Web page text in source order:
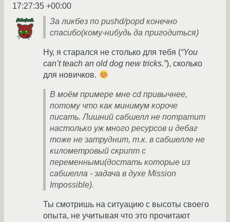
17:27:35 +00:00
За ликбез по pushd/popd конечно
спасибо(кому-нибудь да пригодиться)
Ну, я старался не столько для тебя (“You
can’t teach an old dog new tricks.”), сколько
для новичков.
В моём примере мне cd привычнее,
потому что как минимум короче
писать. Лишний сабшелл не потратит
настолько уж много ресурсов и дебаг
тоже не затруднит, т.к. в сабшелле не
километровый скрипт с
переменными(достать которые из
сабшелла - задача в духе Mission
Impossible).
Ты смотришь на ситуацию с высоты своего
опыта, не учитывая что это прочитают